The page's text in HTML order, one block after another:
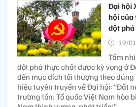
Đại hội
hội của
đột
19/
Tầm
đột phá thực chất được kỳ vọng ở
đến mục đích tối thượng theo
hiệu tuyên truyền về Đại hội: “Đất
trường tồn; Tổ quốc Việt Nam hòa